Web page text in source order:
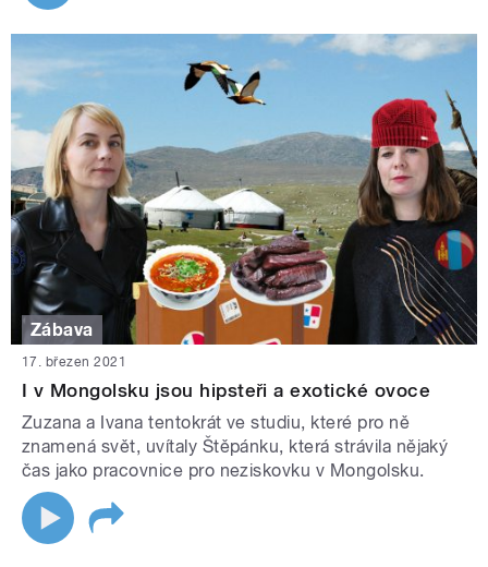
Zábava
17. březen 2021
I v Mongolsku jsou hipsteři a exotické ovoce
Zuzana a Ivana tentokrát ve studiu, které pro ně
znamená svět, uvítaly Štěpánku, která strávila nějaký
čas jako pracovnice pro neziskovku v Mongolsku.